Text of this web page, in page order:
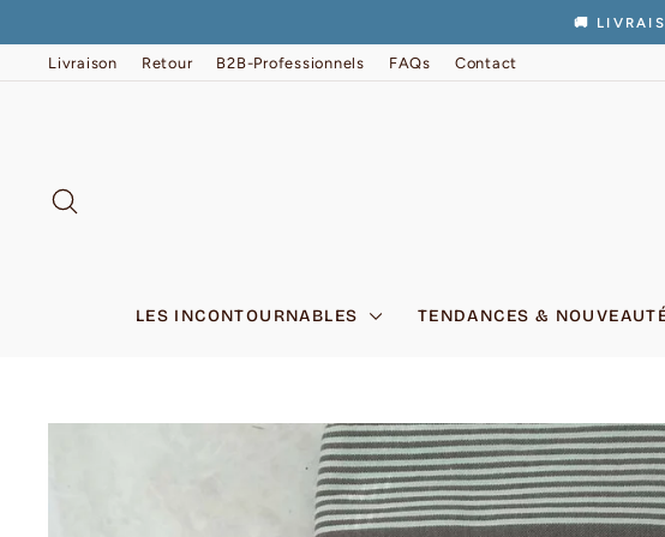
contenu
🚚
Livraison Retour B2B-Professionnels FAQs Contact
LES INCONTOURNABLES TENDANCES &